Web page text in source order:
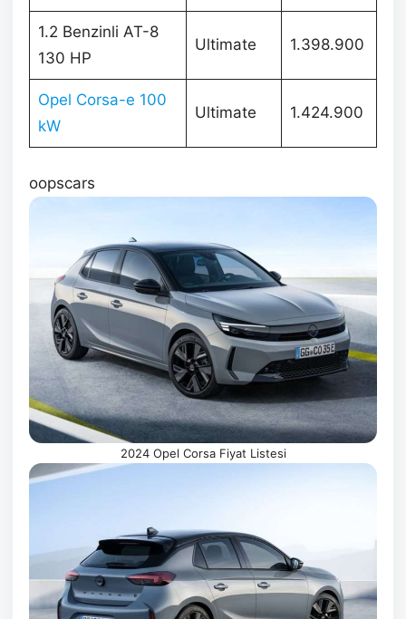
1.2 Benzinli AT-8
130 HP
Ultimate 1.398.900
Opel Corsa-e 100
kW
Ultimate 1.424.900
oopscars
2024 Opel Corsa Fiyat Listesi